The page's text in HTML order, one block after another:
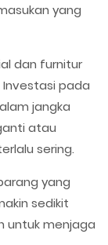
yang
dan furnitur
pada
jangka
atau
sering.
yang
sedikit
untuk menjaga